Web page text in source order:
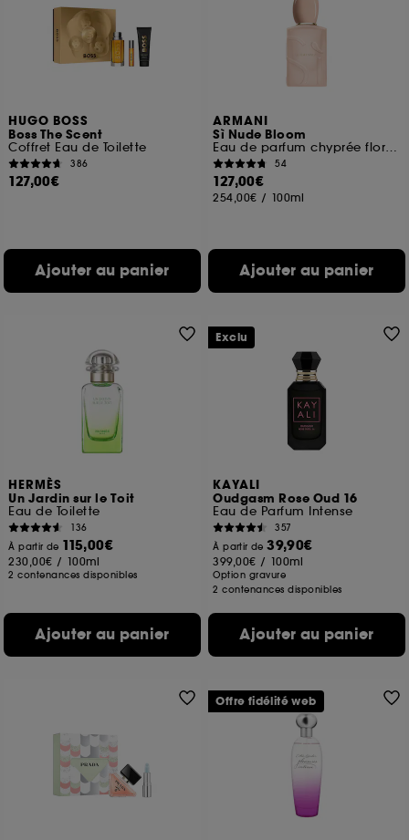
HUGO BOSS
Boss The Scent
Coffret Eau de Toilette
386
127,00€
Ajouter au panier
ARMANI
Sì Nude Bloom
Eau de parfum chyprée florale fruitée
54
127,00€
254,00€ / 100ml
Ajouter au panier
HERMÈS
Un Jardin sur le Toit
Eau de Toilette
136
À partir de 115,00€
230,00€ / 100ml
2 contenances disponibles
Ajouter au panier
KAYALI
Oudgasm Rose Oud 16
Eau de Parfum Intense
357
À partir de39,90€
399,00€ / 100ml
Option gravure
2 contenances disponibles
Ajouter au panier
Exclu
Offre fidélité web